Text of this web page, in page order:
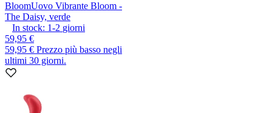
BloomUovo Vibrante Bloom -
The Daisy, verde
In stock: 1-2 giorni
59,95 €
59,95 € Prezzo più basso negli
ultimi 30 giorni.